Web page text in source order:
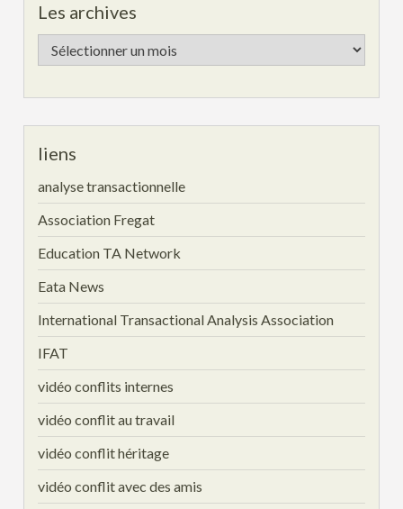
Les archives
Les
archives
liens
analyse transactionnelle
Association Fregat
Education TA Network
Eata News
International Transactional Analysis Association
IFAT
vidéo conflits internes
vidéo conflit au travail
vidéo conflit héritage
vidéo conflit avec des amis